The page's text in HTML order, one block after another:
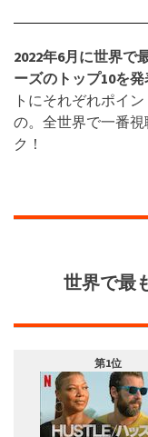
2022年6月に世界で
ーズのトップ10を発
トにそれぞれポイ
の。全世界で一番
ク！
世界で最
第1位